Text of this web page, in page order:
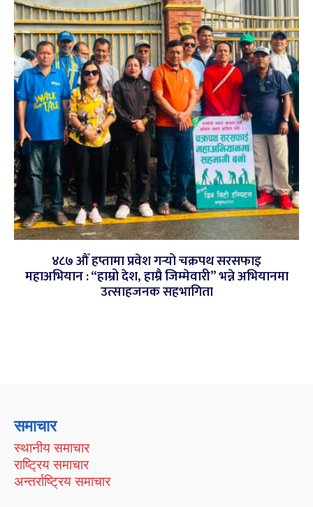
४८७ औँ हप्तामा प्रवेश गर्‍यो चक्रपथ सरसफाइ
महाअभियान : “हाम्रो देश, हाम्रै जिम्मेवारी” भन्ने अभियानमा
उत्साहजनक सहभागिता
समाचार
स्थानीय समाचार
राष्ट्रिय समाचार
अन्तर्राष्ट्रिय समाचार